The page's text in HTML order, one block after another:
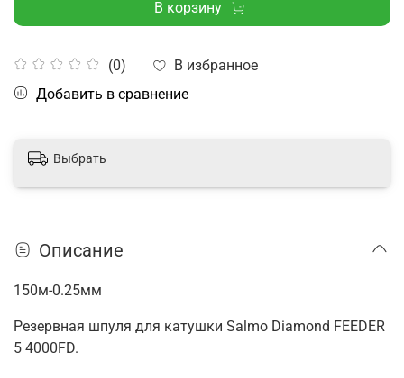
(0)
В избранное
Добавить в сравнение
В корзину
Выбрать
Описание
150м-0.25мм
Резервная шпуля для катушки Salmo Diamond FEEDER
5 4000FD.